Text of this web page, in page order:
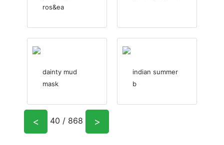
ros&ea
dainty mud
mask
indian summer
b
< 40 / 868 >